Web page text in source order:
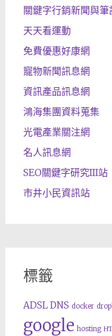
關鍵字行銷新聞與筆
天天看運動
免費優惠好康網
寵物新聞訊息網
資訊產品訊息網
鴻海集團資料蒐集
光電產業關注網
名人訊息網
SEO關鍵字研究III站
市井小民資訊站
標籤
ADSL DNS docker
google hosting